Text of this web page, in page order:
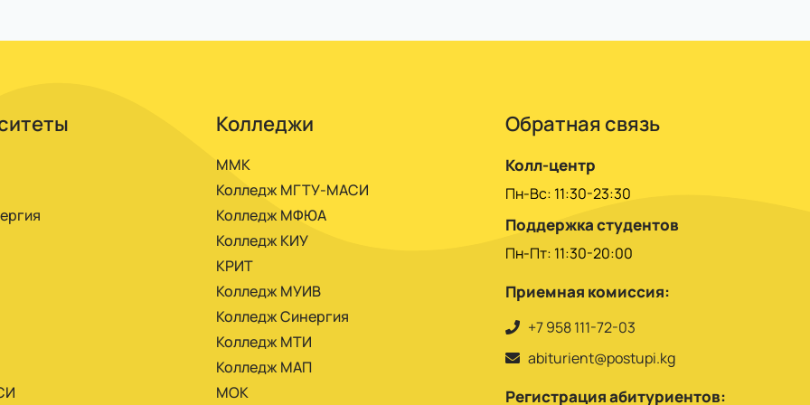
Колледжи
ММК
Колледж МГТУ-МАСИ
Колледж МФЮА
Колледж КИУ
КРИТ
Колледж МУИВ
Колледж Синергия
Колледж МТИ
Колледж МАП
МОК
Обратная связь
Колл-центр
Пн-Вс: 11:30-23:30
Поддержка студентов
Пн-Пт: 11:30-20:00
Приемная комиссия:
+7 958 111-72-03
abiturient@postupi.kg
Регистрация абитуриентов: